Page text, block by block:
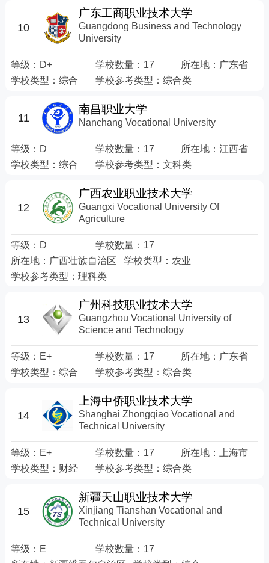
10
广东工商职业技术大学
Guangdong Business and Technology
University
等级： D+ 学校数量： 17 所在地： 广东省
学校类型： 综合 学校参考类型：综合类
11
南昌职业大学
Nanchang Vocational University
等级： D 学校数量： 17 所在地： 江西省
学校类型： 综合 学校参考类型：文科类
12
广西农业职业技术大学
Guangxi Vocational University Of
Agriculture
等级： D 学校数量： 17
所在地： 广西壮族自治区 学校类型： 农业
学校参考类型： 理科类
13
广州科技职业技术大学
Guangzhou Vocational University of
Science and Technology
等级： E+ 学校数量： 17 所在地： 广东省
学校类型： 综合 学校参考类型：综合类
14
上海中侨职业技术大学
Shanghai Zhongqiao Vocational and
Technical University
等级： E+ 学校数量： 17 所在地：
上海市
学校类型： 财经 学校参考类型：综合类
15
新疆天山职业技术大学
Xinjiang Tianshan Vocational and
Technical University
等级： E 学校数量： 17